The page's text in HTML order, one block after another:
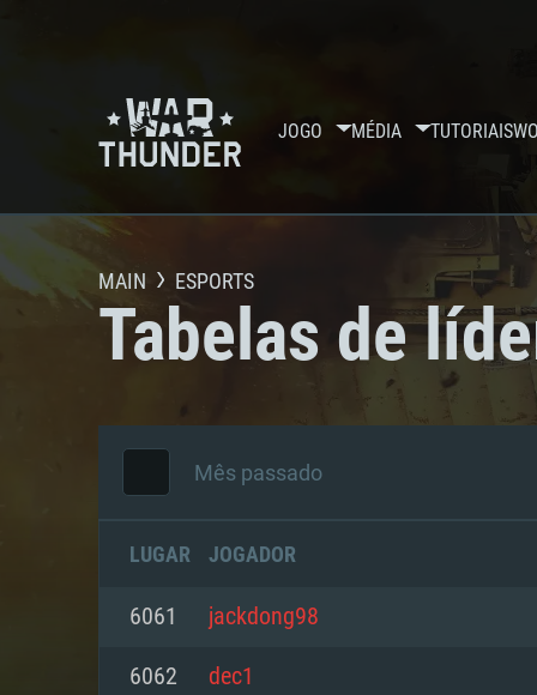
JOGO MÉDIA TUTORIAIS
MAIN ESPORTS
Tabelas de
Mês passado
LUGAR JOGADOR
6061 jackdong98
6062 dec1